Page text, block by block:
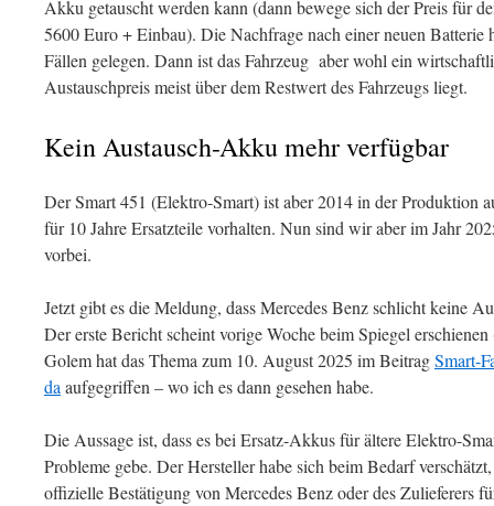
Akku getauscht werden kann (dann bewege sich der Preis für
5600 Euro + Einbau). Die Nachfrage nach einer neuen
Fällen gelegen. Dann ist das Fahrzeug aber wohl ein
Austauschpreis meist über dem Restwert des Fahrzeugs liegt.
Kein Austausch-Akku mehr verfügbar
Der Smart 451 (Elektro-Smart) ist aber 2014 in der Produktion
für 10 Jahre Ersatzteile vorhalten. Nun sind wir aber im Jahr
vorbei.
Jetzt gibt es die Meldung, dass Mercedes Benz schlicht keine
Der erste Bericht scheint vorige Woche beim Spiegel
Golem hat das Thema zum 10. August 2025 im BeitragSmart-
da aufgegriffen – wo ich es dann gesehen habe.
Die Aussage ist, dass es bei Ersatz-Akkus für ältere Elektro-
Probleme gebe. Der Hersteller habe sich beim Bedarf
offizielle Bestätigung von Mercedes Benz oder des Zulieferers